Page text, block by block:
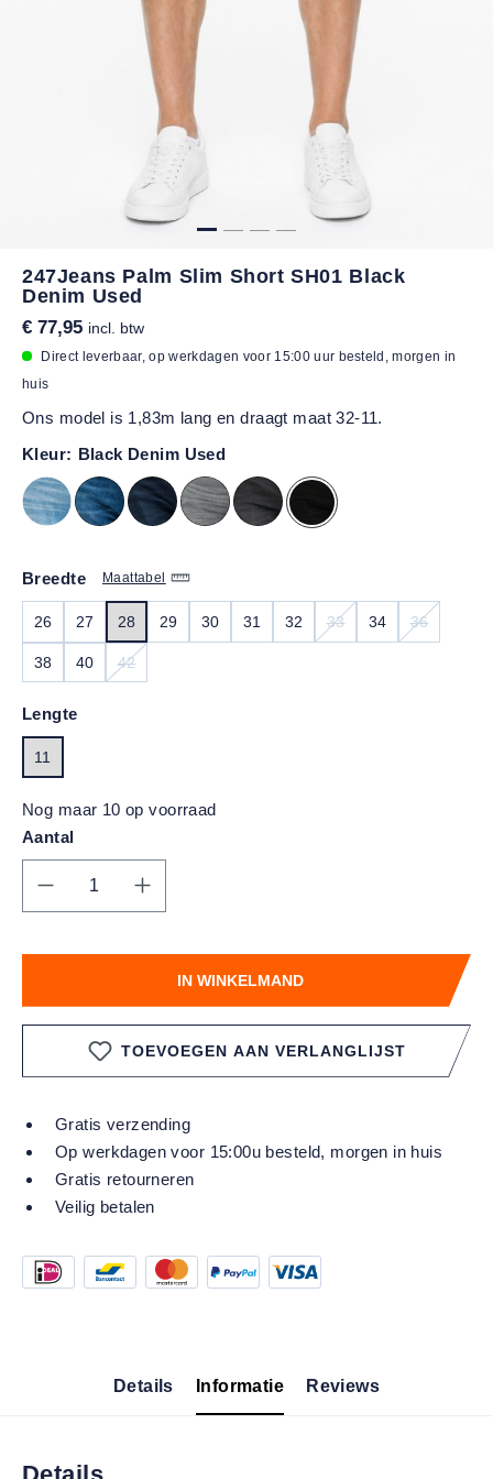
247Jeans Palm Slim Short SH01 Black
Denim Used
€ 77,95 incl. btw
Direct leverbaar, op werkdagen voor 15:00 uur besteld, morgen in
huis
Ons model is 1,83m lang en draagt maat 32-11.
Kleur: Black Denim Used
Maattabel
Breedte
26 27 28 29 30 31 32 33
(DEZE OPTIE IS
34 36
38 40 42
Lengte
11
Nog maar 10 op voorraad
Aantal
Producthoeveelheid: Voer de gewenste
IN WINKELMAND
TOEVOEGEN AAN VERLANGLIJST
Gratis verzending
Op werkdagen voor 15:00u besteld, morgen in huis
Gratis retourneren
Veilig betalen
Details Informatie Reviews